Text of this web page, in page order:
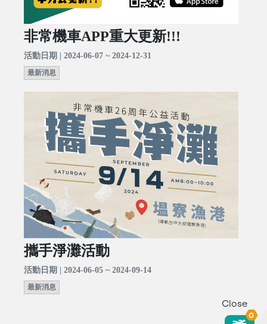
非常機車APP重大更新!!!
活動日期 | 2024-06-07 ~ 2024-12-31
最新消息
攜手淨灘活動
活動日期 | 2024-06-05 ~ 2024-09-14
最新消息
Close
0